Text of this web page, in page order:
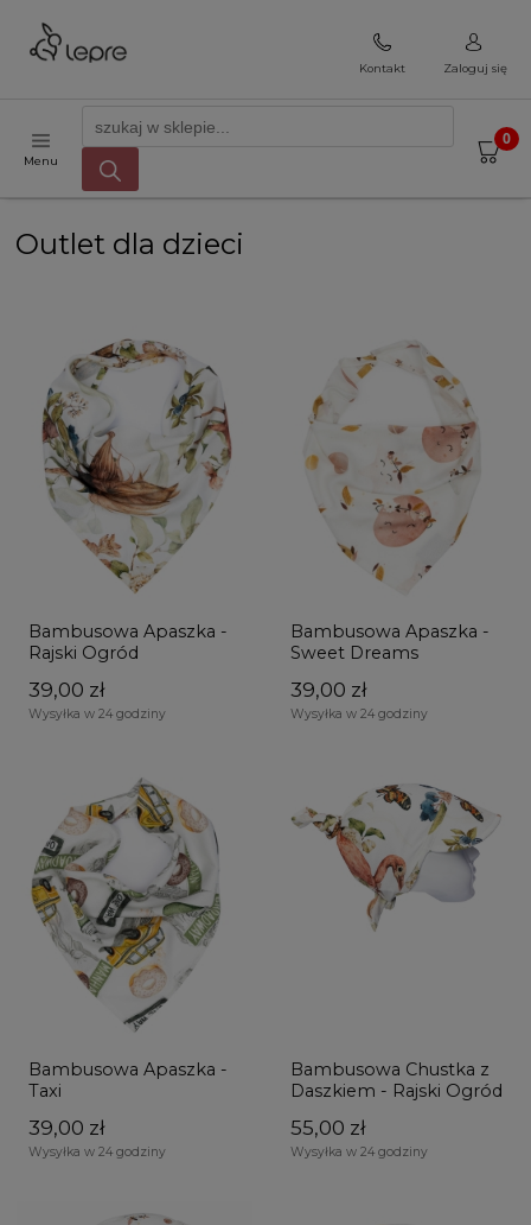
Kontakt Zaloguj się
Menu
Outlet dla dzieci
Bambusowa Apaszka -
Rajski Ogród
39,00 zł
Wysyłka w 24 godziny
Bambusowa Apaszka -
Sweet Dreams
39,00 zł
Wysyłka w 24 godziny
Bambusowa Apaszka -
Taxi
39,00 zł
Wysyłka w 24 godziny
Bambusowa Chustka z
Daszkiem - Rajski Ogród
55,00 zł
Wysyłka w 24 godziny